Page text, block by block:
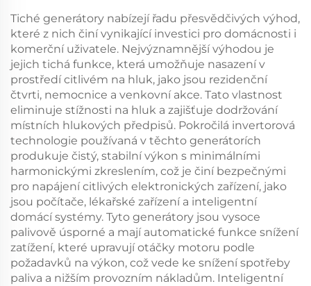
Tiché generátory nabízejí řadu přesvědčivých výhod,
které z nich činí vynikající investici pro domácnosti i
komerční uživatele. Nejvýznamnější výhodou je
jejich tichá funkce, která umožňuje nasazení v
prostředí citlivém na hluk, jako jsou rezidenční
čtvrti, nemocnice a venkovní akce. Tato vlastnost
eliminuje stížnosti na hluk a zajišťuje dodržování
místních hlukových předpisů. Pokročilá invertorová
technologie používaná v těchto generátorích
produkuje čistý, stabilní výkon s minimálními
harmonickými zkreslením, což je činí bezpečnými
pro napájení citlivých elektronických zařízení, jako
jsou počítače, lékařské zařízení a inteligentní
domácí systémy. Tyto generátory jsou vysoce
palivově úsporné a mají automatické funkce snížení
zatížení, které upravují otáčky motoru podle
požadavků na výkon, což vede ke snížení spotřeby
paliva a nižším provozním nákladům. Inteligentní